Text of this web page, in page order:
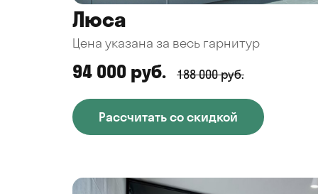
Люса
Цена указана за весь гарнитур
94 000 руб. 188 000 руб.
Рассчитать со скидкой